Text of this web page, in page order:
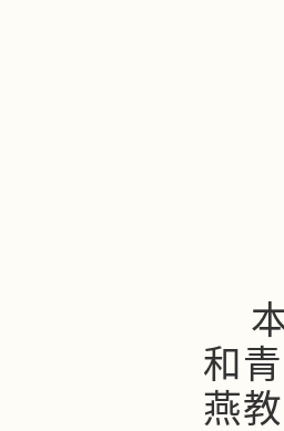
和
燕